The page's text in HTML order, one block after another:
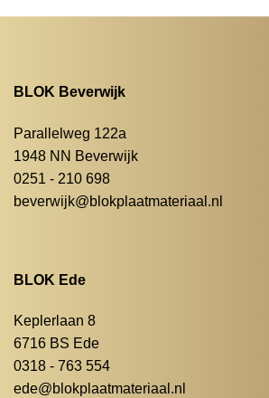
BLOK Beverwijk
Parallelweg 122a
1948 NN Beverwijk
0251 - 210 698
beverwijk@blokplaatmateriaal.nl
BLOK Ede
Keplerlaan 8
6716 BS Ede
0318 - 763 554
ede@blokplaatmateriaal.nl